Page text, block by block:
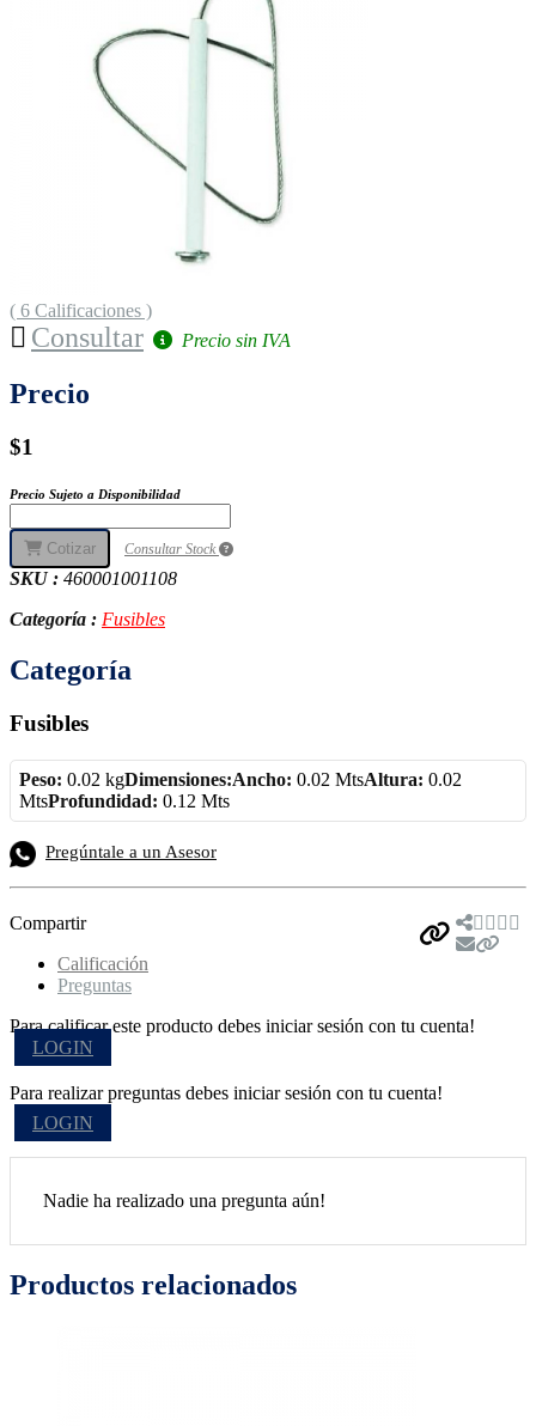
( 6 Calificaciones )
Consultar Precio sin IVA
Precio
$1
Precio Sujeto a Disponibilidad
Cotizar Consultar Stock
SKU : 460001001108
Categoría : Fusibles
Categoría
Fusibles
Peso: 0.02 kgDimensiones:Ancho: 0.02 MtsAltura: 0.02
MtsProfundidad: 0.12 Mts
Pregúntale a un Asesor
Compartir
Calificación
Preguntas
Para calificar este producto debes iniciar sesión con tu cuenta!
LOGIN
Para realizar preguntas debes iniciar sesión con tu cuenta!
LOGIN
Nadie ha realizado una pregunta aún!
Productos relacionados